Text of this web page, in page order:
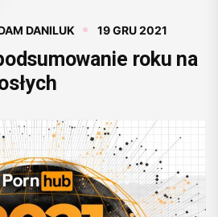
DANILUK 19 GRU 2021
roku na